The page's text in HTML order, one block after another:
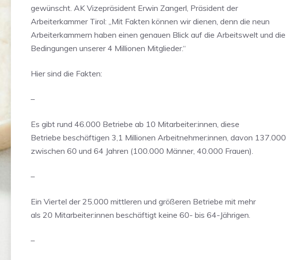
gewünscht. AK Vizepräsident Erwin Zangerl, Präsident der
Arbeiterkammer Tirol: „Mit Fakten können wir dienen, denn die neun
Arbeiterkammern haben einen genauen Blick auf die Arbeitswelt und die
Bedingungen unserer 4 Millionen Mitglieder.“
Hier sind die Fakten:
–
Es gibt rund 46.000 Betriebe ab 10 Mitarbeiter:innen, diese
Betriebe beschäftigen 3,1 Millionen Arbeitnehmer:innen, davon 137.000
zwischen 60 und 64 Jahren (100.000 Männer, 40.000 Frauen).
–
Ein Viertel der 25.000 mittleren und größeren Betriebe mit mehr
als 20 Mitarbeiter:innen beschäftigt keine 60- bis 64-Jährigen.
–